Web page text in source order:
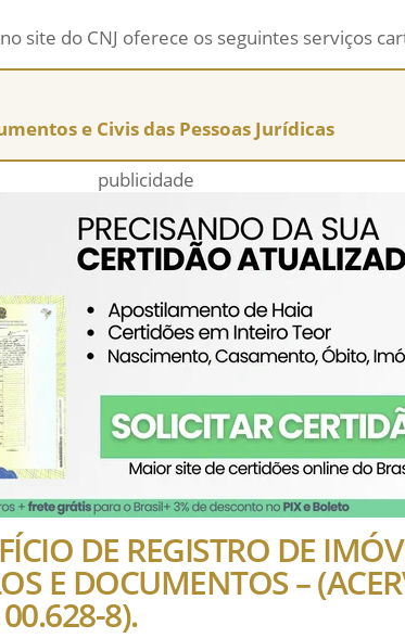
site do CNJ oferece os seguintes serviços
e Civis das Pessoas Jurídicas
publicidade
DE REGISTRO DE
E DOCUMENTOS –
8).